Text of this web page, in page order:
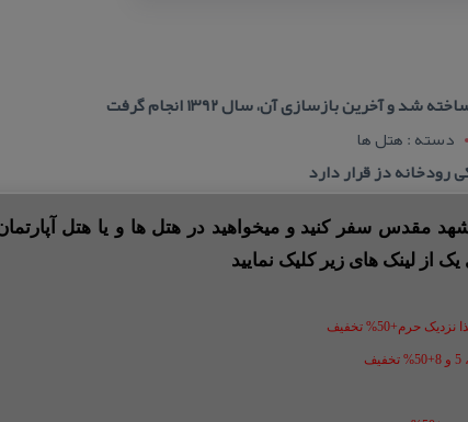
دسته : هتل ها
دز قرار دارد
مقدس سفر کنید و میخواهید در هتل ها و یا هتل
یک از لینک های زیر کلیک نمایید
حرم+50% تخفیف